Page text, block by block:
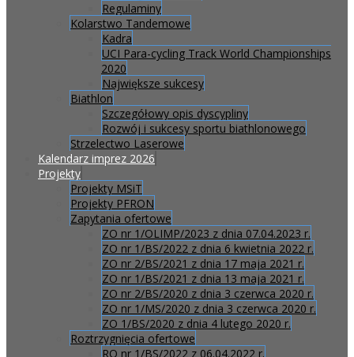
Regulaminy
Kolarstwo Tandemowe
Kadra
UCI Para-cycling Track World Championships
2020
Największe sukcesy
Biathlon
Szczegółowy opis dyscypliny
Rozwój i sukcesy sportu biathlonowego
Strzelectwo Laserowe
Kalendarz imprez 2026
Projekty
Projekty MSiT
Projekty PFRON
Zapytania ofertowe
ZO nr 1/OLIMP/2023 z dnia 07.04.2023 r.
ZO nr 1/BS/2022 z dnia 6 kwietnia 2022 r.
ZO nr 2/BS/2021 z dnia 17 maja 2021 r.
ZO nr 1/BS/2021 z dnia 13 maja 2021 r.
ZO nr 2/BS/2020 z dnia 3 czerwca 2020 r.
ZO nr 1/MS/2020 z dnia 3 czerwca 2020 r.
ZO 1/BS/2020 z dnia 4 lutego 2020 r.
Roztrzygnięcia ofertowe
RO nr 1/BS/2022 z 06.04.2022 r.